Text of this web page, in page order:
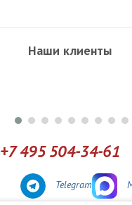
Наши клиенты
+7 495 504-34-61
Telegram